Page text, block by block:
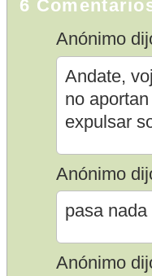
6
Anónimo
Andate,
no
expulsar
Anónimo
pasa nada
Anónimo